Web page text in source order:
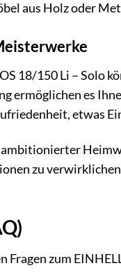
aus Holz oder
18/150 Li – Solo
ermöglichen es
etwas
zu
Fragen zum